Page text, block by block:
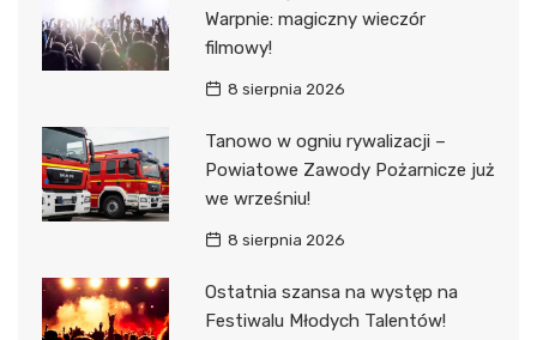
Warpnie: magiczny wieczór
filmowy!
8 sierpnia 2026
Tanowo w ogniu rywalizacji –
Powiatowe Zawody Pożarnicze już
we wrześniu!
8 sierpnia 2026
Ostatnia szansa na występ na
Festiwalu Młodych Talentów!